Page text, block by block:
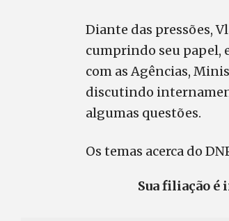
Diante das pressões,
cumprindo seu papel,
com as Agências,
discutindo
algumas questões.
Os temas acerca do
Sua filiação